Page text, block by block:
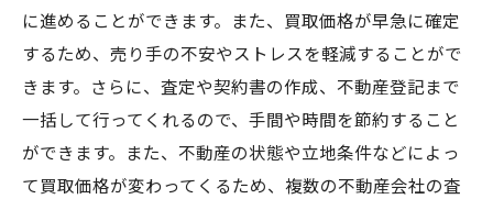
に進めることができます。また、買取価格が早急に確定
するため、売り手の不安やストレスを軽減することがで
きます。さらに、査定や契約書の作成、不動産登記まで
一括して行ってくれるので、手間や時間を節約すること
ができます。また、不動産の状態や立地条件などによっ
て買取価格が変わってくるため、複数の不動産会社の査